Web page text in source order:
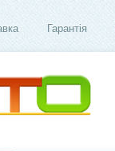
Гарантія